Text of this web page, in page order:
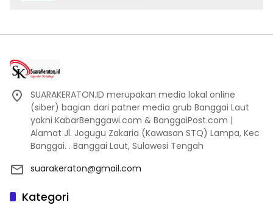
SUARAKERATON.ID merupakan media lokal online
(siber) bagian dari patner media grub Banggai Laut
yakni KabarBenggawi.com & BanggaiPost.com |
Alamat Jl. Jogugu Zakaria (Kawasan STQ) Lampa, Kec
Banggai. . Banggai Laut, Sulawesi Tengah
suarakeraton@gmail.com
Kategori